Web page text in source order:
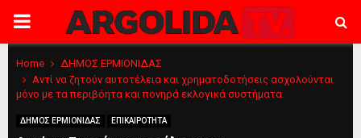
PRIMARY
MENU
Home
ΔΗΜΟΣ ΕΡΜΙΟΝΙΔΑΣ
Αντί να ζητούν αυτοτέλεια και χρηματοδοτήσεις ασχολούνται
μόνο με τα περιβόητα και πονηρά εκλογικά συστήματα.
ΔΗΜΟΣ ΕΡΜΙΟΝΙΔΑΣ ΕΠΙΚΑΙΡΟΤΗΤΑ